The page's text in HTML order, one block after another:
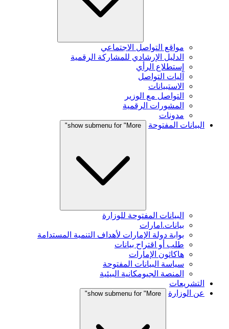
مواقع التواصل الاجتماعي
الدليل الإرشادي للمشاركة الرقمية
إستطلاع الرأي
آليات التواصل
الاستبيانات
التواصل مع الوزير
المشورات الرقمية
مدونات
البيانات المفتوحة
show submenu for "More"
البيانات المفتوحة للوزارة
بيانات.امارات
بوابة دولة الإمارات لأهداف التنمية المستدامة
طلب أو اقتراح بيانات
هاكاثون الإمارات
سياسة البيانات المفتوحة
المنصة الجيومكانية البيئية
التشريعات
عن الوزارة
show submenu for "More"